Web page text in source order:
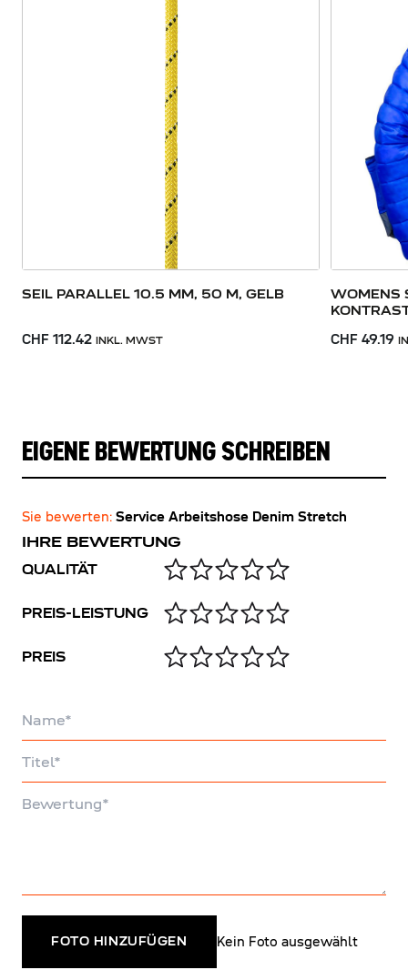
SEIL PARALLEL 10.5 MM, 50 M, GELB
CHF 112.42 INKL. MWST
WOMENS
CHF 49.19
EIGENE BEWERTUNG SCHREIBEN
Sie bewerten: Service Arbeitshose Denim Stretch
IHRE BEWERTUNG
QUALITÄT
PREIS-LEISTUNG
PREIS
FOTO HINZUFÜGEN Kein Foto ausgewählt